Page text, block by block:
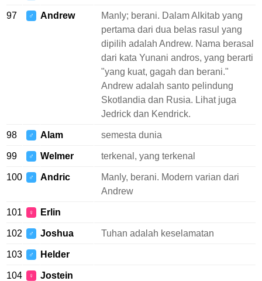
97 ♂ Andrew
Manly; berani. Dalam Alkitab yang
pertama dari dua belas rasul yang
dipilih adalah Andrew. Nama berasal
dari kata Yunani andros, yang berarti
"yang kuat, gagah dan berani."
Andrew adalah santo pelindung
Skotlandia dan Rusia. Lihat juga
Jedrick dan Kendrick.
98 ♂ Alam semesta dunia
99 ♂ Welmer terkenal, yang terkenal
100 ♂ Andric
Manly, berani. Modern varian dari
Andrew
101 ♀ Erlin
102 ♂ Joshua Tuhan adalah keselamatan
103 ♂ Helder
104 ♀ Jostein